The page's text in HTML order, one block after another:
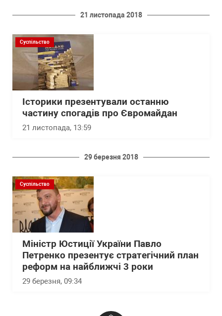
21 листопада 2018
Суспільство
Історики презентували останню
частину спогадів про Євромайдан
21 листопада, 13:59
29 березня 2018
Суспільство
Міністр Юстиції України Павло
Петренко презентує стратегічний план
реформ на найближчі 3 роки
29 березня, 09:34